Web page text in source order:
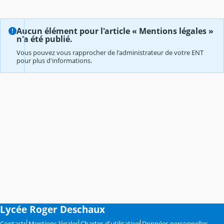
Aucun élément pour l'article « Mentions légales »
n'a été publié.
Vous pouvez vous rapprocher de l'administrateur de votre ENT
pour plus d'informations.
Lycée Roger Deschaux